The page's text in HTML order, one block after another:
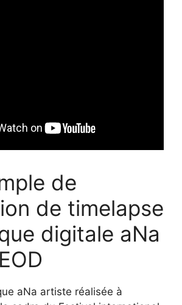
de
de timelapse
digitale aNa
aNa artiste réalisée à